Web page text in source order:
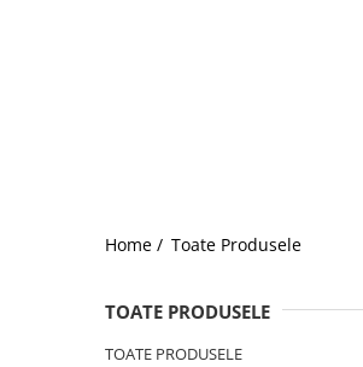
Home / Toate Produsele
TOATE PRODUSELE
TOATE PRODUSELE